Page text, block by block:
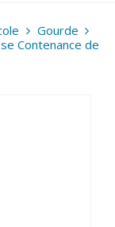
Gourde
Contenance de